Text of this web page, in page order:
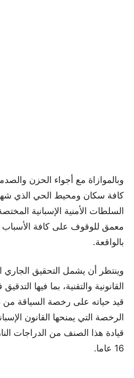
وبالموازاة مع أجواء الحزن
كافة سكان ومحيط الحي الذي
السلطات الأمنية الإسبانية
معمق للوقوف على كافة الأسباب
بالواقعة.
وينتظر أن يشمل التحقيق الجاري
القانونية والتقنية، بما فيها
الرخصة التي يمنحها القانون
قيادة هذا الصنف من الدراجات
16 عاما.